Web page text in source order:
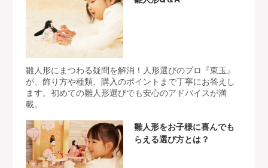
雛人形にまつわる疑問を解消！人形選びのプロ『東玉』
が、飾り方や種類、購入のポイントまで丁寧にお答えし
ます。初めての雛人形選びでも安心のアドバイスが満
載。
雛人形をお子様に喜んでも
らえる選び方とは？